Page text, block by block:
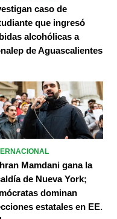
caso de
que ingresó
alcohólicas a
de Aguascalientes
Mamdani gana la
de Nueva York;
dominan
estatales en EE.